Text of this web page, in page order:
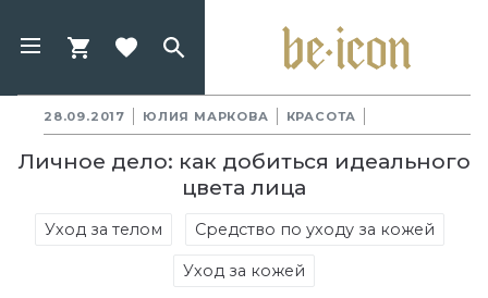
28.09.2017 ЮЛИЯ МАРКОВА КРАСОТА
Личное дело: как добиться идеального
цвета лица
Уход за телом Средство по уходу за кожей
Уход за кожей